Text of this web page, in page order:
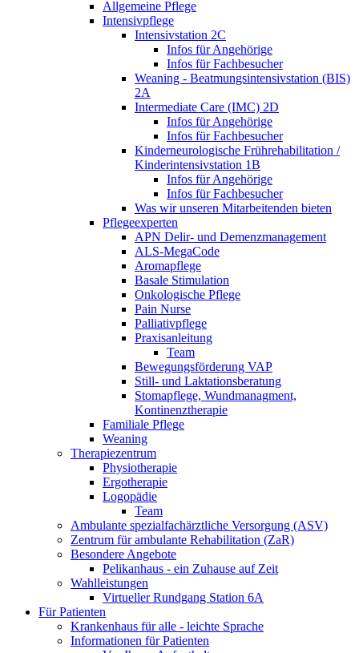
Allgemeine Pflege
Intensivpflege
Intensivstation 2C
Infos für Angehörige
Infos für Fachbesucher
Weaning - Beatmungsintensivstation (BIS)
2A
Intermediate Care (IMC) 2D
Infos für Angehörige
Infos für Fachbesucher
Kinderneurologische Frührehabilitation /
Kinderintensivstation 1B
Infos für Angehörige
Infos für Fachbesucher
Was wir unseren Mitarbeitenden bieten
Pflegeexperten
APN Delir- und Demenzmanagement
ALS-MegaCode
Aromapflege
Basale Stimulation
Onkologische Pflege
Pain Nurse
Palliativpflege
Praxisanleitung
Team
Bewegungsförderung VAP
Still- und Laktationsberatung
Stomapflege, Wundmanagment,
Kontinenztherapie
Familiale Pflege
Weaning
Therapiezentrum
Physiotherapie
Ergotherapie
Logopädie
Team
Ambulante spezialfachärztliche Versorgung (ASV)
Zentrum für ambulante Rehabilitation (ZaR)
Besondere Angebote
Pelikanhaus - ein Zuhause auf Zeit
Wahlleistungen
Virtueller Rundgang Station 6A
Für Patienten
Krankenhaus für alle - leichte Sprache
Informationen für Patienten